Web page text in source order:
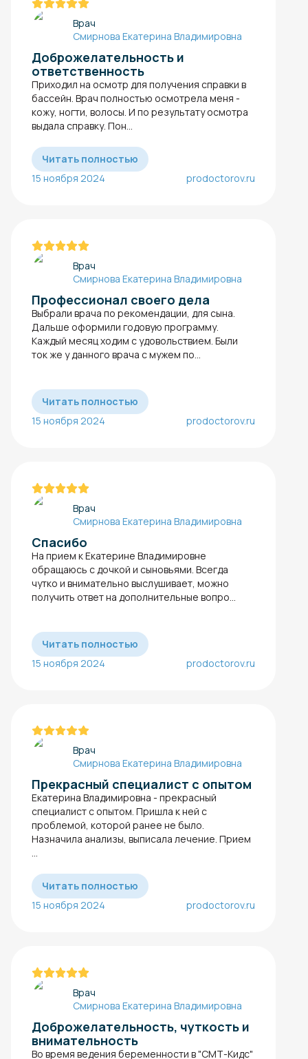
Врач
Смирнова Екатерина Владимировна
Доброжелательность и
ответственность
Приходил на осмотр для получения справки в
бассейн​. Врач полностью осмотрела меня -
кожу, ногти, волосы. И по результату осмотра
выдала справку​. Пон...
Читать полностью
15 ноября 2024
prodoctorov.ru
Врач
Смирнова Екатерина Владимировна
Профессионал своего дела
Выбрали врача по рекомендации, для сына.
Дальше оформили годовую программу.
Каждый месяц ходим с удовольствием. Были
ток же у данного врача с мужем по...
Читать полностью
15 ноября 2024
prodoctorov.ru
Врач
Смирнова Екатерина Владимировна
Спасибо
На прием к Екатерине Владимировне
обращаюсь с дочкой и сыновьями. Всегда
чутко и внимательно выслушивает, можно
получить ответ на дополнительные вопро...
Читать полностью
15 ноября 2024
prodoctorov.ru
Врач
Смирнова Екатерина Владимировна
Прекрасный специалист с опытом
Екатерина Владимировна - прекрасный
специалист с опытом. Пришла к ней с
проблемой, которой ранее не было.
Назначила анализы​, выписала лечение. Прием
...
Читать полностью
15 ноября 2024
prodoctorov.ru
Врач
Смирнова Екатерина Владимировна
Доброжелательность, чуткость и
внимательность
Во время ведения беременности​ в "СМТ-Кидс"